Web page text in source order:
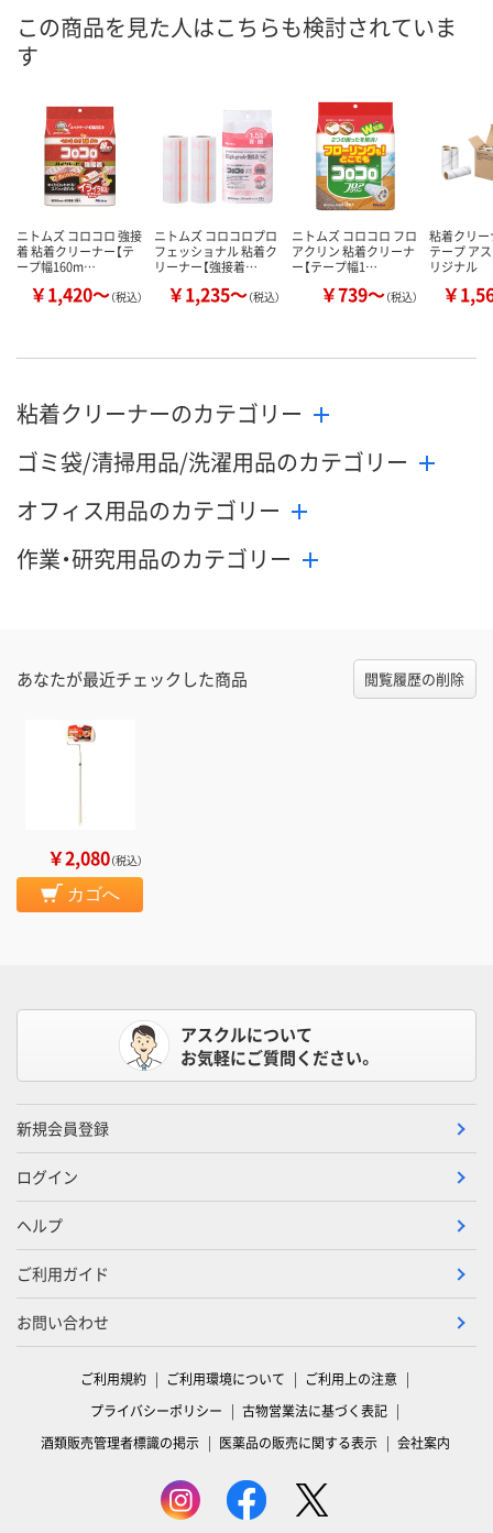
8月7日（金）
カゴへ
この商品を見た人はこちらも検討されていま
す
ニトムズ コロコロ 強接
着 粘着クリーナー【テ
ープ幅160m…
￥1,420～（税込）
ニトムズ コロコロプロ
フェッショナル 粘着ク
リーナー【強接着…
￥1,235～（税込）
ニトムズ コロコロ フロ
アクリン 粘着クリーナ
ー【テープ幅1…
￥739～（税込）
粘着クリ
テープ ア
リジナル
￥
粘着クリーナーのカテゴリー
ゴミ袋/清掃用品/洗濯用品のカテゴリー
オフィス用品のカテゴリー
作業・研究用品のカテゴリー
あなたが最近チェックした商品 閲覧履歴の削除
￥2,080（税込）
カゴへ
アスクルについて
お気軽にご質問ください。
新規会員登録
ログイン
ヘルプ
ご利用ガイド
お問い合わせ
ご利用規約 ご利用環境について
ご利用上の注意
プライバシーポリシー
古物営業法に基づく表記
酒類販売管理者標識の掲示
医薬品の販売に関する表示 会社案内